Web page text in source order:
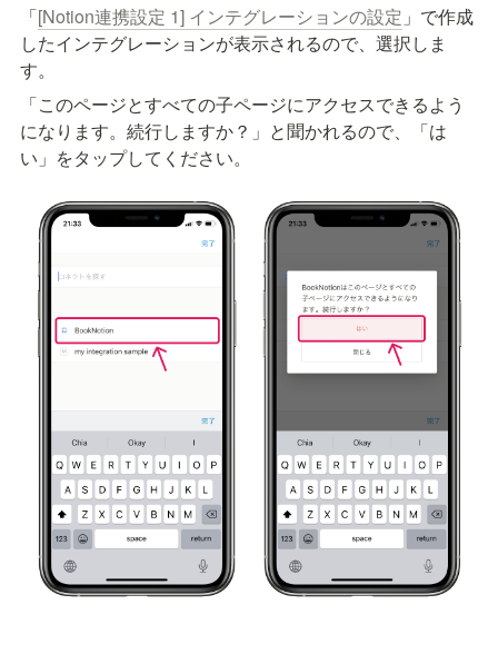
「[Notion連携設定 1] インテグレーションの設定 」で作成
したインテグレーションが表示されるので、選択しま
す。
「このページとすべての子ページにアクセスできるよう
になります。続行しますか？」と聞かれるので、「は
い」をタップしてください。